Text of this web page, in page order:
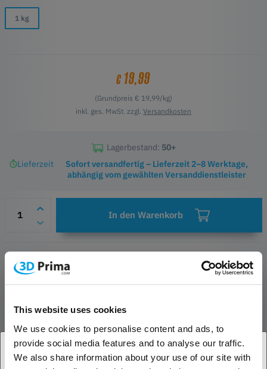
This website uses cookies
We use cookies to personalise content and ads, to
provide social media features and to analyse our traffic.
We also share information about your use of our site with
1 kg
€ 19,99
(Grundpreis € 19,99/kg)
inkl. ges. MwSt. zzgl. Versandkosten
Lagerbestand: 50+
Lieferzeit
Sofort versandfertig – Lieferzeit 2–8 Werktage,
abhängig vom gewählten Versanddienstleister
In den Warenkorb
Herstellerinformationen
Panchroma Matte ist ein einfach zu verwendendes Filament aus